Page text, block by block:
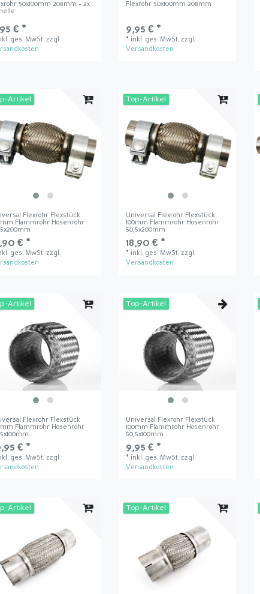
50x100mm 208mm + 2x
€ *
ges. MwSt. zzgl.
Flexrohr 50x100mm 208mm
9,95 € *
* inkl. ges. MwSt. zzgl.
Versandkosten
Artikel
Flexrohr Flexstück
Flammrohr Hosenrohr
€ *
ges. MwSt. zzgl.
Top-Artikel
Universal Flexrohr Flexstück
100mm Flammrohr Hosenrohr
50,5x200mm
18,90 € *
* inkl. ges. MwSt. zzgl.
Versandkosten
Artikel
Flexrohr Flexstück
Flammrohr Hosenrohr
€ *
ges. MwSt. zzgl.
Top-Artikel
Universal Flexrohr Flexstück
100mm Flammrohr Hosenrohr
50,5x100mm
9,95 € *
* inkl. ges. MwSt. zzgl.
Versandkosten
Artikel Top-Artikel